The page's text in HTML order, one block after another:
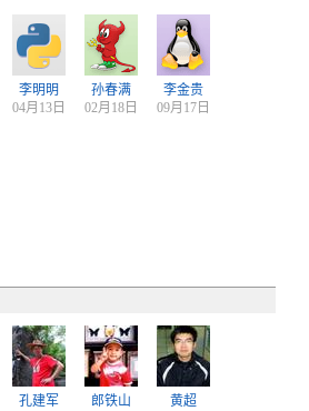
李明明
04月13日
孙春满
02月18日
李金贵
09月17日
孔建军 郎铁山 黄超